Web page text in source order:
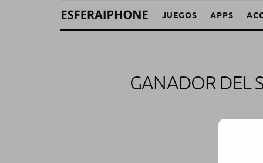
JUEGOS APPS
GANADOR DEL